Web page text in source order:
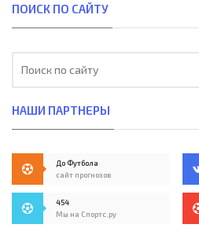
ПОИСК ПО САЙТУ
НАШИ ПАРТНЕРЫ
До Футбола
сайт прогнозов
454
Мы на Спортс.ру